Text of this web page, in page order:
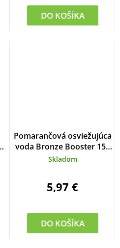
DO KOŠÍKA
Pomarančová osviežujúca
voda Bronze Booster 150
ml
Skladom
5,97 €
DO KOŠÍKA